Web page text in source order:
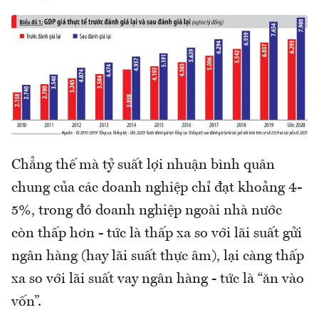
Chẳng thế mà tỷ suất lợi nhuận bình quân
chung của các doanh nghiệp chỉ đạt khoảng 4-
5%, trong đó doanh nghiệp ngoài nhà nước
còn thấp hơn - tức là thấp xa so với lãi suất gửi
ngân hàng (hay lãi suất thực âm), lại càng thấp
xa so với lãi suất vay ngân hàng - tức là “ăn vào
vốn”.